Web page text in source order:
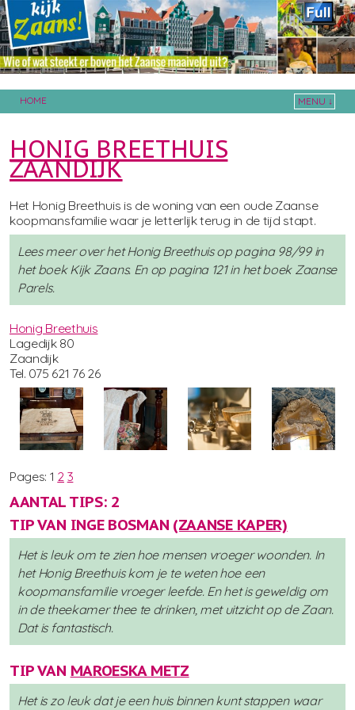
HOME
MENU ↓
HONIG BREETHUIS
ZAANDIJK
Het Honig Breethuis is de woning van een oude Zaanse
koopmansfamilie waar je letterlijk terug in de tijd stapt.
Lees meer over het Honig Breethuis op pagina 98/99 in
het boek Kijk Zaans. En op pagina 121 in het boek Zaanse
Parels.
Honig Breethuis
Lagedijk 80
Zaandijk
Tel. 075 621 76 26
Pages: 1 2 3
AANTAL TIPS: 2
TIP VAN INGE BOSMAN (ZAANSE KAPER)
Het is leuk om te zien hoe mensen vroeger woonden. In
het Honig Breethuis kom je te weten hoe een
koopmansfamilie vroeger leefde. En het is geweldig om
in de theekamer thee te drinken, met uitzicht op de Zaan.
Dat is fantastisch.
TIP VAN MAROESKA METZ
Het is zo leuk dat je een huis binnen kunt stappen waar